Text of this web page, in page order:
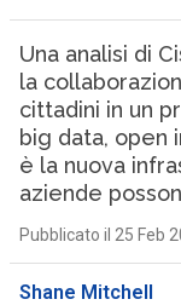
Una analisi di
la
cittadini in un
big data, open
è la nuova
aziende
Pubblicato il 25 Feb
Shane Mitchell